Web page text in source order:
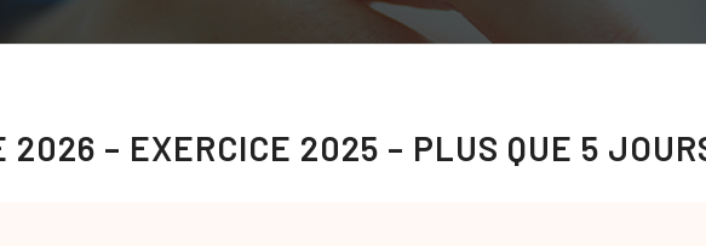
2026 – EXERCICE 2025 – PLUS QUE 5